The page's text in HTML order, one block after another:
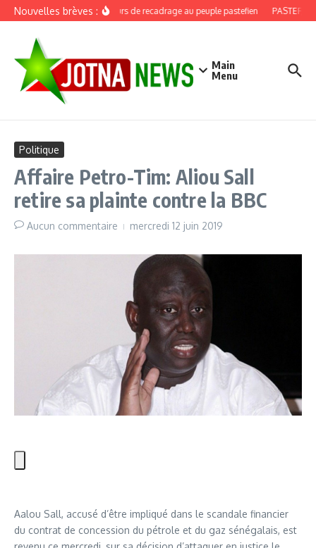
Aller au contenu
Nouvelles brèves :Discours de recadrage au peuple pastefien PASTEF,
Main
Menu
Politique
Affaire Petro-Tim: Aliou Sall
retire sa plainte contre la BBC
Aucun commentaire mercredi 12 juin 2019
Aalou Sall, accusé d’être impliqué dans le scandale financier
du contrat de concession du pétrole et du gaz sénégalais, est